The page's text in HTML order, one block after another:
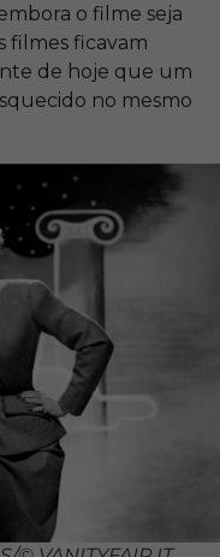
o filme seja
filmes ficavam
de hoje que um
no mesmo